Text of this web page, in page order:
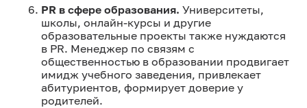
PR в сфере образования. Университеты,
школы, онлайн-курсы и другие
образовательные проекты также нуждаются
в PR. Менеджер по связям с
общественностью в образовании продвигает
имидж учебного заведения, привлекает
абитуриентов, формирует доверие у
родителей.